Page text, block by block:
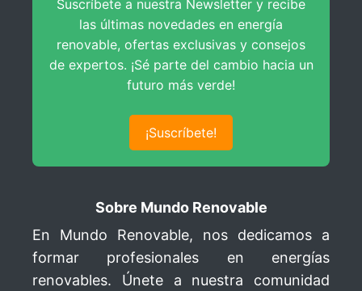
Suscríbete a nuestra Newsletter y recibe
las últimas novedades en energía
renovable, ofertas exclusivas y consejos
de expertos. ¡Sé parte del cambio hacia un
futuro más verde!
¡Suscríbete!
Sobre Mundo Renovable
En Mundo Renovable, nos dedicamos a
formar profesionales en energías
renovables. Únete a nuestra comunidad